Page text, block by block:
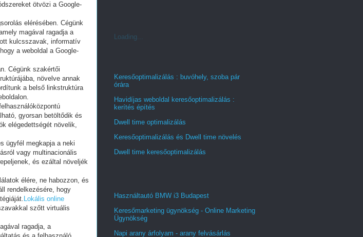
ötvözi a Google-
elérésében. Cégünk
magával ragadja a
kulcsszavak, informatív
a weboldal a Google-
Cégünk szakértői
növelve annak
a belső linkstruktúra
gyorsan betöltődik és
elégedettségét növelik,
ügyfél megkapja a neki
vagy multinacionális
és ezáltal növeljék
élére, ne habozzon, és
rendelkezésére, hogy
Lokális online
szőtt virtuális
ragadja, a
Loading...
Keresőoptimalizálás : buvóhely, szoba pár
órára
Havidíjas weboldal keresőoptimalizálás :
kerítés építés
Dwell time optimalizálás
Keresőoptimalizálás és Dwell time növelés
Dwell time keresőoptimalizálás
Használtautó BMW i3 Budapest
Keresőmarketing ügynökség - Online Marketing
Ügynökség
Napi arany árfolyam - arany felvásárlás